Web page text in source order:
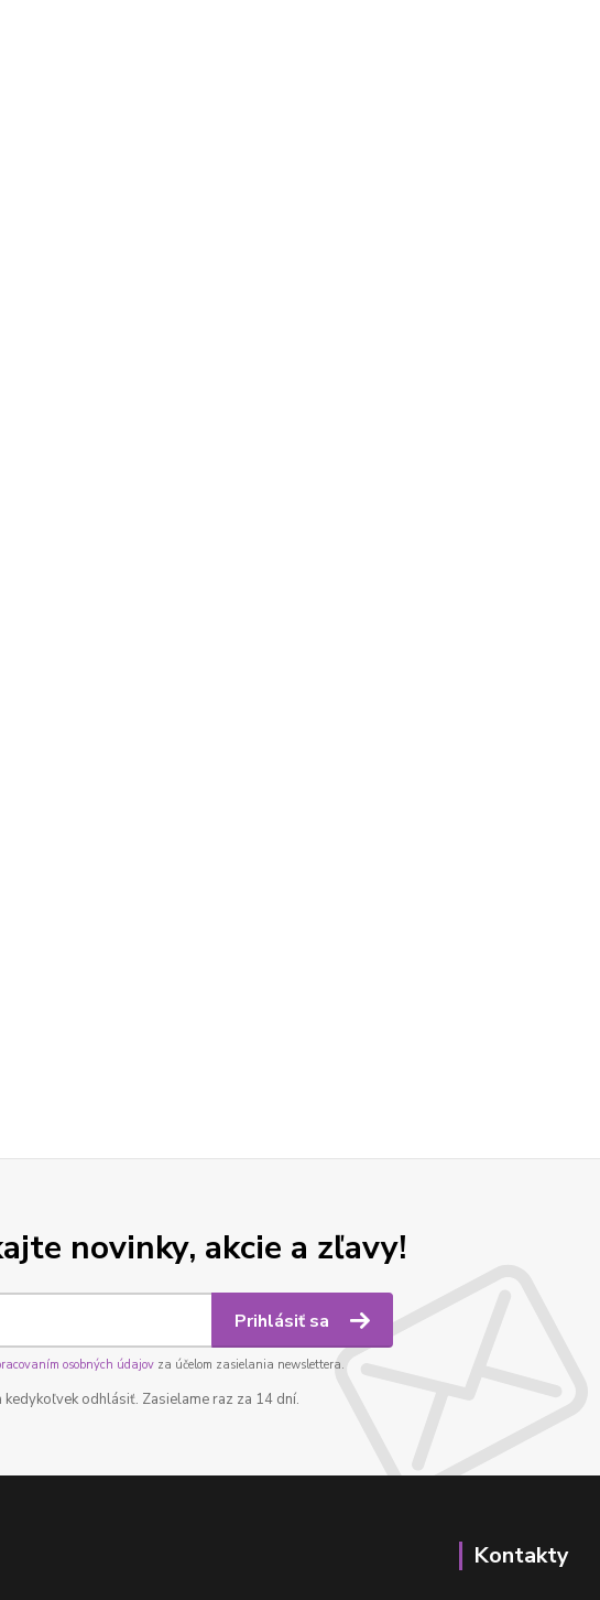
novinky, akcie a zľavy!
Prihlásiť sa
osobných údajovza účelom zasielania newslettera.
kedykoľvek odhlásiť. Zasielame raz za 14 dní.
Kontakty